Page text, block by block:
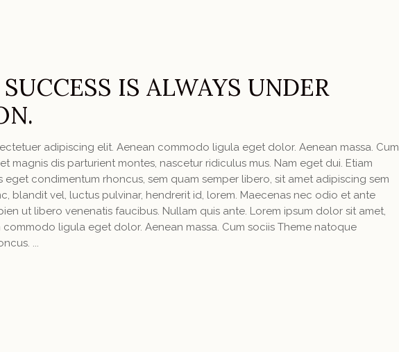
IS ALWAYS UNDER
adipiscing elit. Aenean commodo ligula eget dolor. Aenean massa. Cum
magnis dis parturient montes, nascetur ridiculus mus. Nam eget dui. Etiam
eget condimentum rhoncus, sem quam semper libero, sit amet adipiscing sem
blandit vel, luctus pulvinar, hendrerit id, lorem. Maecenas nec odio et ante
ut libero venenatis faucibus. Nullam quis ante. Lorem ipsum dolor sit amet,
ligula eget dolor. Aenean massa. Cum sociis Theme natoque